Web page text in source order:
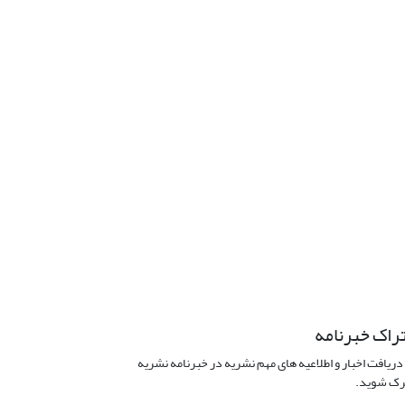
خبرنامه
اخبار و اطلاعیه های مهم نشریه در خبرنامه نشریه
شوید.